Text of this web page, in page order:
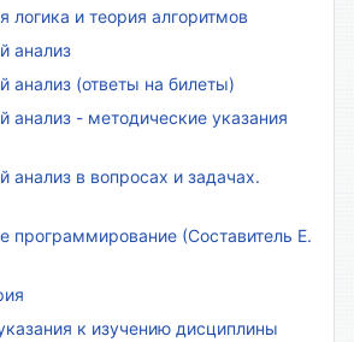
логика и теория алгоритмов
анализ
анализ (ответы на билеты)
анализ - методические указания
анализ в вопросах и задачах.
программирование (Составитель Е.
к изучению дисциплины